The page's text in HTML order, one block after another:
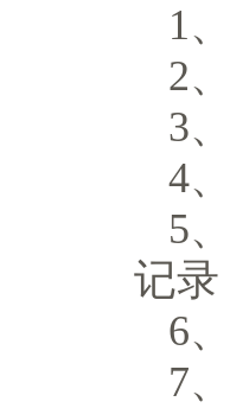
1
2
3
4
5
记录
6
7、